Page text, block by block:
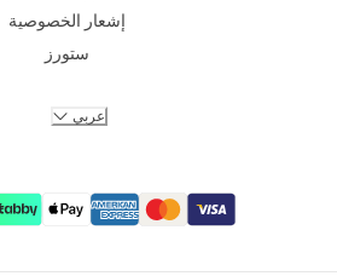
إشعار الخصوصية
ستورز
عربي